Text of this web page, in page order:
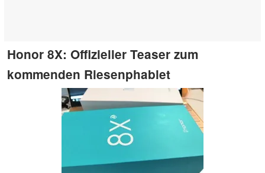
Honor 8X: Offizieller Teaser zum
kommenden Riesenphablet